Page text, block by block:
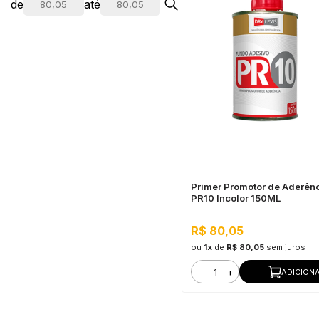
de até
Primer Promotor de
PR10 Incolor 150ML
R$ 80,05
ou 1x de R$ 80,05 sem juros
- +